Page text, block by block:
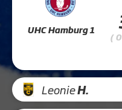
UHC Hamburg 1
(
LeonieH.